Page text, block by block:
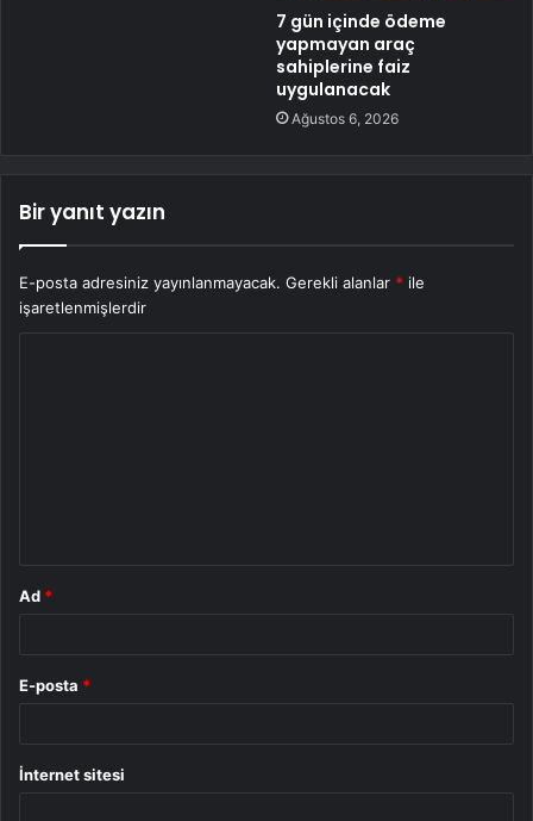
7 gün içinde ödeme
yapmayan araç
sahiplerine faiz
uygulanacak
Ağustos 6, 2026
Bir yanıt yazın
E-posta adresiniz yayınlanmayacak. Gerekli alanlar * ile
işaretlenmişlerdir
Ad *
E-posta *
İnternet sitesi